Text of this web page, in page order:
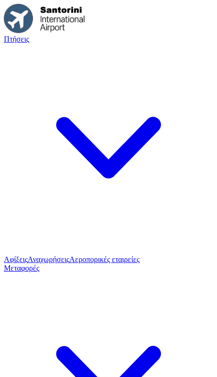
Πτήσεις
ΑφίξειςΑναχωρήσειςΑεροπορικές εταιρείες
Μεταφορές